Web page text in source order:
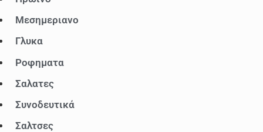
Μεσημεριανο
Γλυκα
Ροφηματα
Σαλατες
Συνοδευτικά
Σαλτσες